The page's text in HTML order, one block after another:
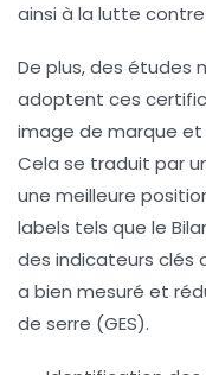
ainsi à la lutte
De plus, des études
adoptent ces
image de marque
Cela se traduit par
une meilleure
labels tels que le
des indicateurs clés
a bien mesuré et
de serre (GES).